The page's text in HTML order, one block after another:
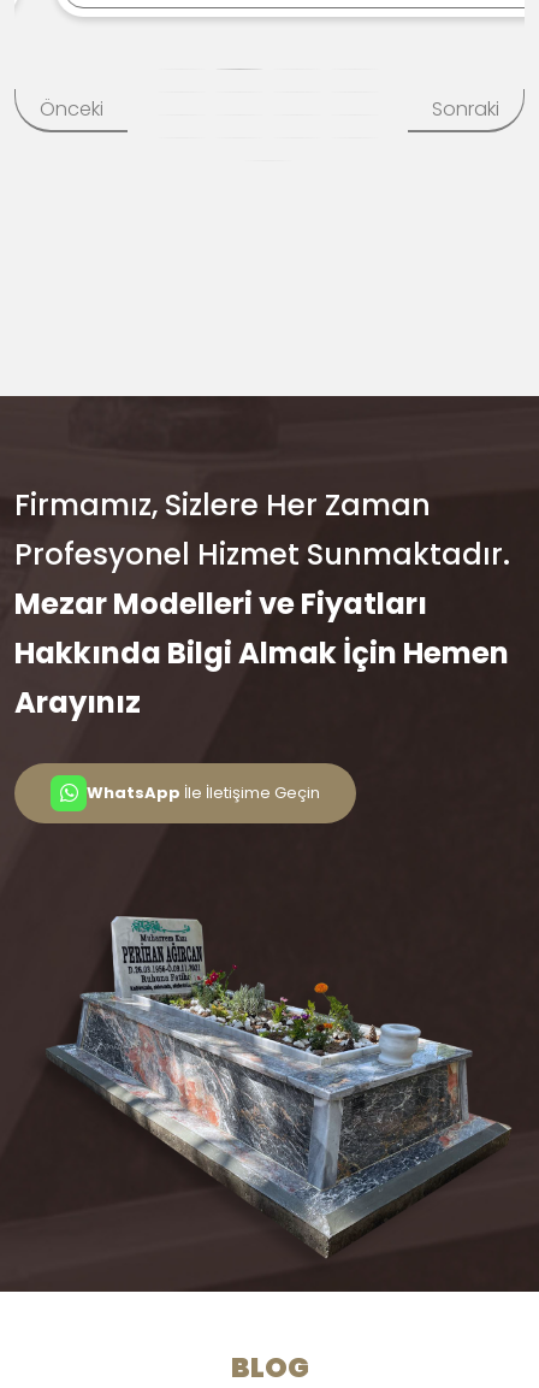
Önceki Sonraki
Firmamız, Sizlere Her Zaman
Profesyonel Hizmet Sunmaktadır.
Mezar Modelleri ve Fiyatları
Hakkında Bilgi Almak İçin Hemen
Arayınız
WhatsApp İle İletişime Geçin
BLOG